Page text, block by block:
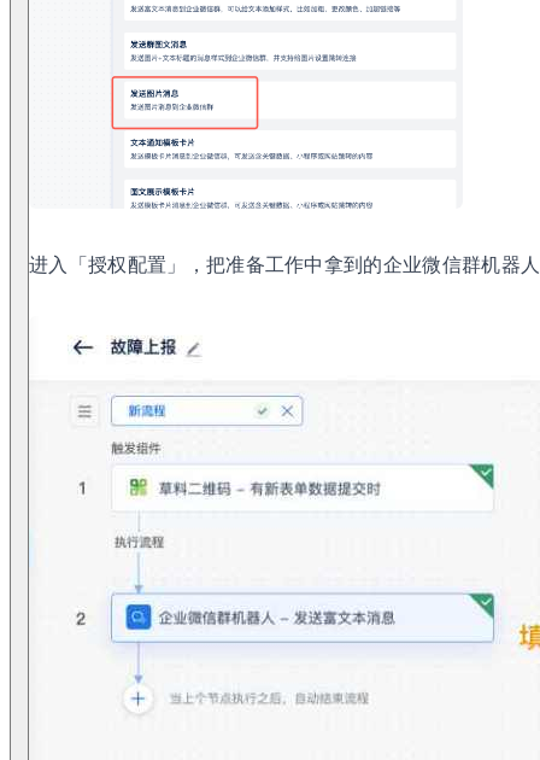
进入「授权配置」，把准备工作中拿到的企业微信群机器